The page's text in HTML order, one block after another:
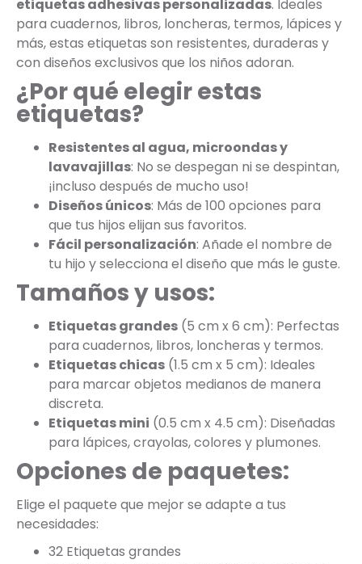
etiquetas adhesivas personalizadas. Ideales
para cuadernos, libros, loncheras, termos, lápices y
más, estas etiquetas son resistentes, duraderas y
con diseños exclusivos que los niños adoran.
¿Por qué elegir estas
etiquetas?
Resistentes al agua, microondas y
lavavajillas: No se despegan ni se despintan,
¡incluso después de mucho uso!
Diseños únicos: Más de 100 opciones para
que tus hijos elijan sus favoritos.
Fácil personalización: Añade el nombre de
tu hijo y selecciona el diseño que más le guste.
Tamaños y usos:
Etiquetas grandes (5 cm x 6 cm): Perfectas
para cuadernos, libros, loncheras y termos.
Etiquetas chicas (1.5 cm x 5 cm): Ideales
para marcar objetos medianos de manera
discreta.
Etiquetas mini (0.5 cm x 4.5 cm): Diseñadas
para lápices, crayolas, colores y plumones.
Opciones de paquetes:
Elige el paquete que mejor se adapte a tus
necesidades:
32 Etiquetas grandes